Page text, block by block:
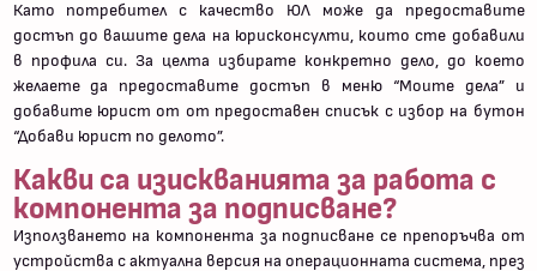
Като потребител с качество ЮЛ може да предоставите
достъп до вашите дела на юрисконсулти, които сте добавили
в профила си. За целта избирате конкретно дело, до което
желаете да предоставите достъп в меню “Моите дела” и
добавите юрист от от предоставен списък с избор на бутон
“Добави юрист по делото”.
Какви са изискванията за работа с
компонента за подписване?
Използването на компонента за подписване се препоръчва от
устройства с актуална версия на операционната система, през